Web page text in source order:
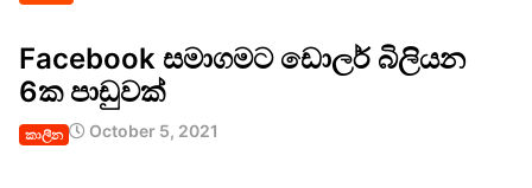
Facebook සමාගමට ඩොලර් බිලියන
6ක පාඩුවක්
කාලීන October 5, 2021